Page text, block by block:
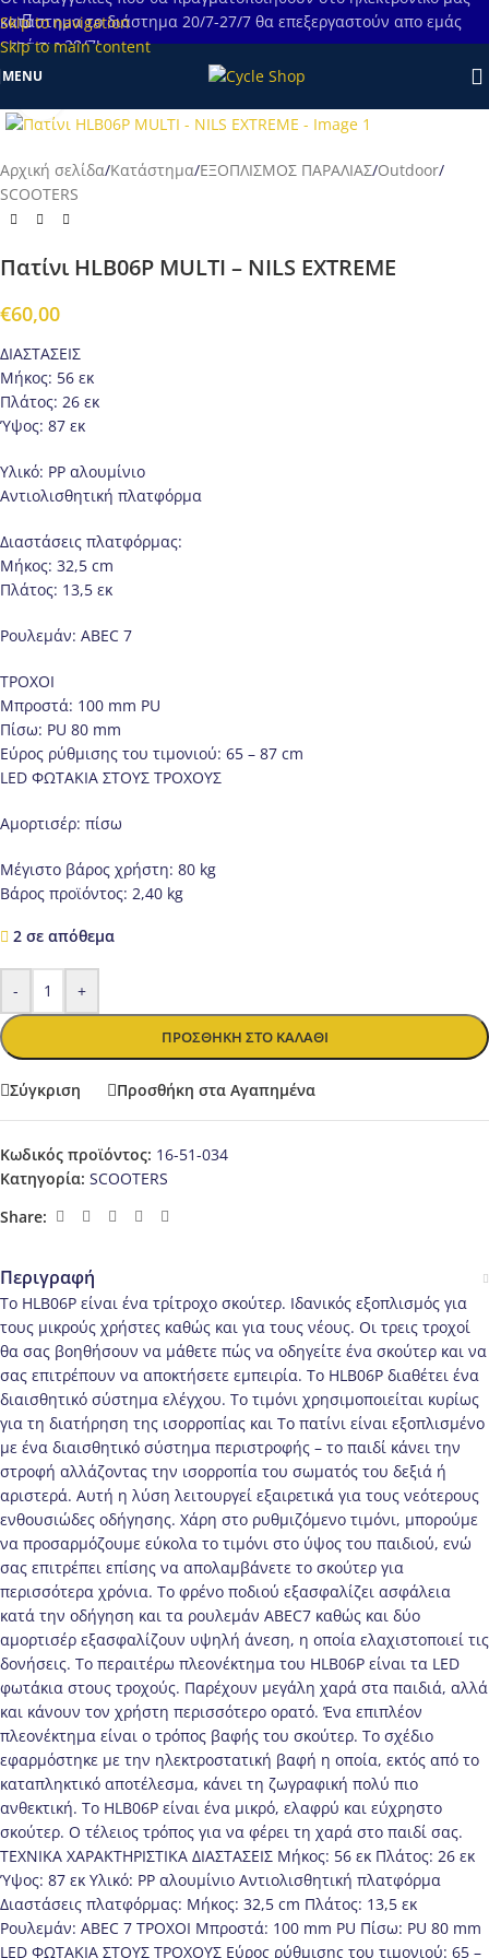
Skip to navigation
Skip to main content
κατάστημα το διάστημα 20/7-27/7 θα επεξεργαστούν απο εμάς
μετά τις 28/7!
MENU
Αρχική σελίδα/Κατάστημα/ΕΞΟΠΛΙΣΜΟΣ ΠΑΡΑΛΙΑΣ/Outdoor/
SCOOTERS
Πατίνι HLB06P MULTI – NILS EXTREME
€60,00
ΔΙΑΣΤΑΣΕΙΣ
Μήκος: 56 εκ
Πλάτος: 26 εκ
Ύψος: 87 εκ
Υλικό: PP αλουμίνιο
Αντιολισθητική πλατφόρμα
Διαστάσεις πλατφόρμας:
Μήκος: 32,5 cm
Πλάτος: 13,5 εκ
Ρουλεμάν: ABEC 7
ΤΡΟΧΟΙ
Μπροστά: 100 mm PU
Πίσω: PU 80 mm
Εύρος ρύθμισης του τιμονιού: 65 – 87 cm
LED ΦΩΤΑΚΙΑ ΣΤΟΥΣ ΤΡΟΧΟΥΣ
Αμορτισέρ: πίσω
Μέγιστο βάρος χρήστη: 80 kg
Βάρος προϊόντος: 2,40 kg
2 σε απόθεμα
- +
ΠΡΟΣΘΉΚΗ ΣΤΟ ΚΑΛΆΘΙ
Σύγκριση Προσθήκη στα Αγαπημένα
Κωδικός προϊόντος: 16-51-034
Κατηγορία: SCOOTERS
Share:
Περιγραφή
Το HLB06P είναι ένα τρίτροχο σκούτερ. Ιδανικός εξοπλισμός για
τους μικρούς χρήστες καθώς και για τους νέους. Οι τρεις τροχοί
θα σας βοηθήσουν να μάθετε πώς να οδηγείτε ένα σκούτερ και να
σας επιτρέπουν να αποκτήσετε εμπειρία. Το HLB06P διαθέτει ένα
διαισθητικό σύστημα ελέγχου. Το τιμόνι χρησιμοποιείται κυρίως
για τη διατήρηση της ισορροπίας και Το πατίνι είναι εξοπλισμένο
με ένα διαισθητικό σύστημα περιστροφής – το παιδί κάνει την
στροφή αλλάζοντας την ισορροπία του σωματός του δεξιά ή
αριστερά. Αυτή η λύση λειτουργεί εξαιρετικά για τους νεότερους
ενθουσιώδες οδήγησης. Χάρη στο ρυθμιζόμενο τιμόνι, μπορούμε
να προσαρμόζουμε εύκολα το τιμόνι στο ύψος του παιδιού, ενώ
σας επιτρέπει επίσης να απολαμβάνετε το σκούτερ για
περισσότερα χρόνια. Το φρένο ποδιού εξασφαλίζει ασφάλεια
κατά την οδήγηση και τα ρουλεμάν ABEC7 καθώς και δύο
αμορτισέρ εξασφαλίζουν υψηλή άνεση, η οποία ελαχιστοποιεί τις
δονήσεις. Το περαιτέρω πλεονέκτημα του HLB06P είναι τα LED
φωτάκια στους τροχούς. Παρέχουν μεγάλη χαρά στα παιδιά, αλλά
και κάνουν τον χρήστη περισσότερο ορατό. Ένα επιπλέον
πλεονέκτημα είναι ο τρόπος βαφής του σκούτερ. Το σχέδιο
εφαρμόστηκε με την ηλεκτροστατική βαφή η οποία, εκτός από το
καταπληκτικό αποτέλεσμα, κάνει τη ζωγραφική πολύ πιο
ανθεκτική. Το HLB06P είναι ένα μικρό, ελαφρύ και εύχρηστο
σκούτερ. Ο τέλειος τρόπος για να φέρει τη χαρά στο παιδί σας.
ΤΕΧΝΙΚΑ ΧΑΡΑΚΤΗΡΙΣΤΙΚΑ ΔΙΑΣΤΑΣΕΙΣ Μήκος: 56 εκ Πλάτος: 26 εκ
Ύψος: 87 εκ Υλικό: PP αλουμίνιο Αντιολισθητική πλατφόρμα
Διαστάσεις πλατφόρμας: Μήκος: 32,5 cm Πλάτος: 13,5 εκ
Ρουλεμάν: ABEC 7 ΤΡΟΧΟΙ Μπροστά: 100 mm PU Πίσω: PU 80 mm
LED ΦΩΤΑΚΙΑ ΣΤΟΥΣ ΤΡΟΧΟΥΣ Εύρος ρύθμισης του τιμονιού: 65 –